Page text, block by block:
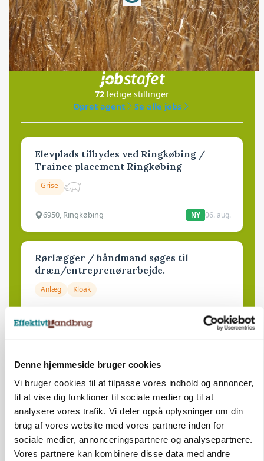
Denne hjemmeside bruger cookies
Vi bruger cookies til at tilpasse vores indhold og annoncer,
til at vise dig funktioner til sociale medier og til at
analysere vores trafik. Vi deler også oplysninger om din
brug af vores website med vores partnere inden for
sociale medier, annonceringspartnere og analysepartnere.
Vores partnere kan kombinere disse data med andre
Jobs
i samarbejde med
72 ledige stillinger
Opret agent
Se alle jobs
Elevplads tilbydes ved Ringkøbing /
Trainee placement Ringkøbing
Grise
6950, Ringkøbing NY 06. aug.
Rørlægger / håndmand søges til
dræn/entreprenørarbejde.
Anlæg Kloak
4690, Haslev 06. aug.
Lastbilchauffør søges til Henrik Haves
Maskinstation
Godstransport
4700, Næstved 03. aug.